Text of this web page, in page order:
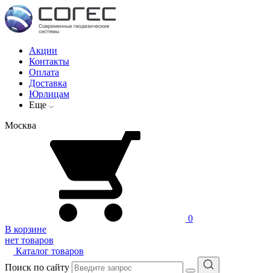
Акции
Контакты
Оплата
Доставка
Юрлицам
Еще
Москва
0
В корзине
нет товаров
Каталог товаров
Поиск по сайту